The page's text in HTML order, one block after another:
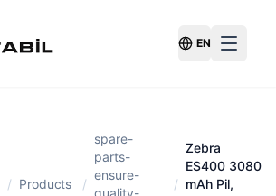
Switch
EN
/ Products /
spare-
parts-
ensure-
quality-
/
Zebra
ES400 3080
mAh Pil,